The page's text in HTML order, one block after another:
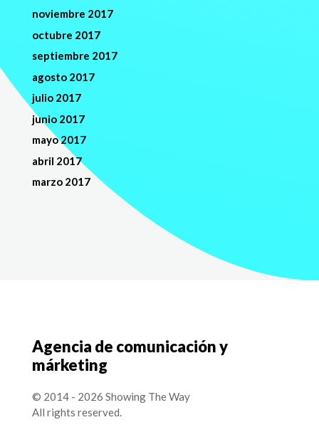
noviembre 2017
octubre 2017
septiembre 2017
agosto 2017
julio 2017
junio 2017
mayo 2017
abril 2017
marzo 2017
Agencia de comunicación y
márketing
© 2014 - 2026 Showing The Way
All rights reserved.